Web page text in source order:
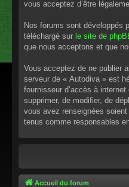
vous acceptez d’être
Nos forums sont développés
téléchargé sur le site de
que nous acceptons et que
Vous acceptez de ne publier
serveur de « Autodiva » est
fournisseur d’accès à
supprimer, de modifier, de
vous avez renseignées
tenus comme responsables
Accueil du forum